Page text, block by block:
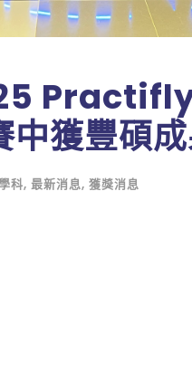
中獲豐碩
科, 最新消息, 獲獎消息